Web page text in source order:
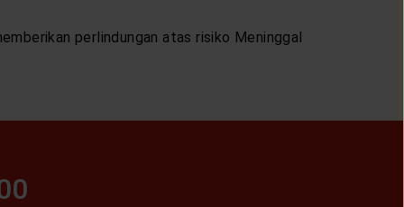
perlindungan atas risiko Meninggal